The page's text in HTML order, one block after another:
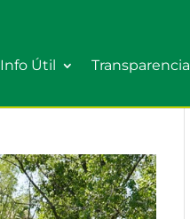
Info Útil Transparencia